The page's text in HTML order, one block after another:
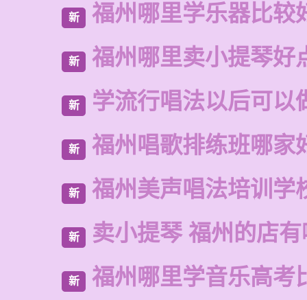
新 福州哪里学乐器比较
新 福州哪里卖小提琴好
新 学流行唱法以后可以
新 福州唱歌排练班哪家
新 福州美声唱法培训学
新 卖小提琴 福州的店
新 福州哪里学音乐高考